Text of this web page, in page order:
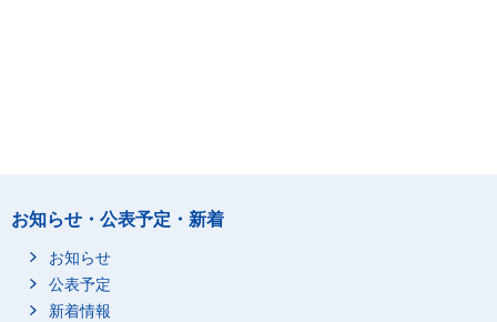
お知らせ・公表予定・新着
お知らせ
公表予定
新着情報